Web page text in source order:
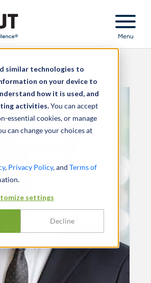
similar technologies to
on your device to
how it is used, and
activities.You can accept
essential cookies, or manage
can change your choices at
, Privacy Policy, and Terms of
settings
Decline
Menu